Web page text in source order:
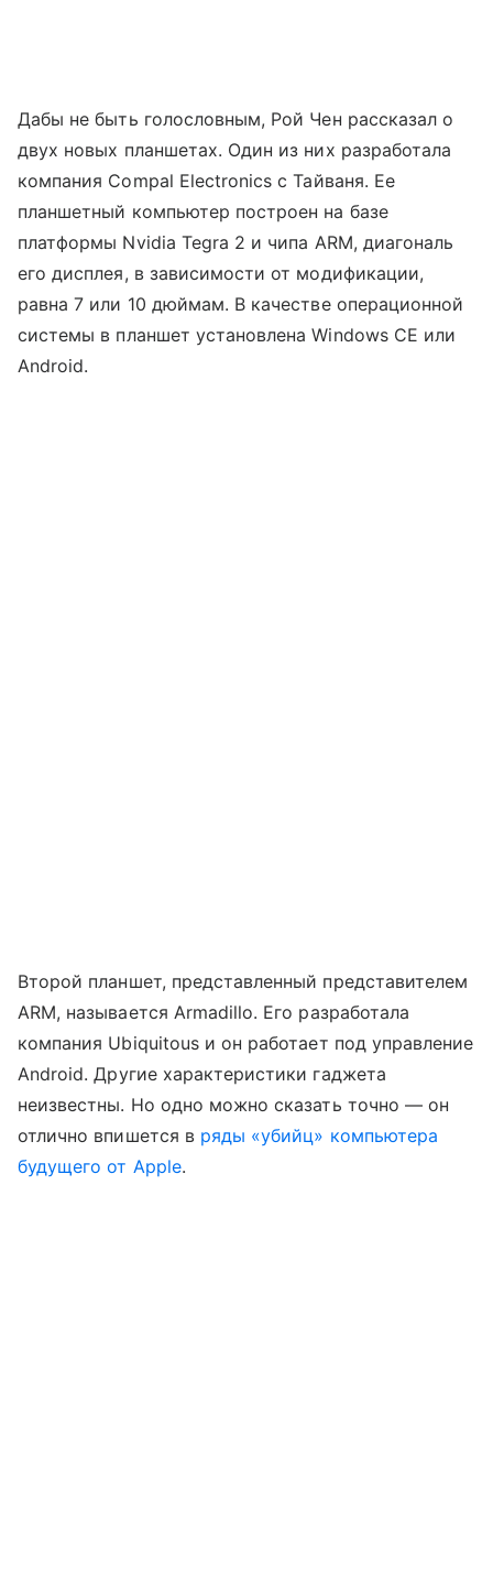
Дабы не быть голословным, Рой Чен рассказал о
двух новых планшетах. Один из них разработала
компания Compal Electronics с Тайваня. Ее
планшетный компьютер построен на базе
платформы Nvidia Tegra 2 и чипа ARM, диагональ
его дисплея, в зависимости от модификации,
равна 7 или 10 дюймам. В качестве операционной
системы в планшет установлена Windows CE или
Android.
Второй планшет, представленный представителем
ARM, называется Armadillo. Его разработала
компания Ubiquitous и он работает под управление
Android. Другие характеристики гаджета
неизвестны. Но одно можно сказать точно — он
отлично впишется в ряды «убийц» компьютера
будущего от Apple.